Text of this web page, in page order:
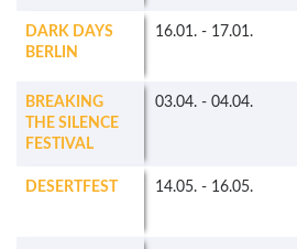
DARK DAYS
BERLIN
16.01. - 17.01.
BREAKING
THE SILENCE
FESTIVAL
03.04. - 04.04.
DESERTFEST 14.05. - 16.05.